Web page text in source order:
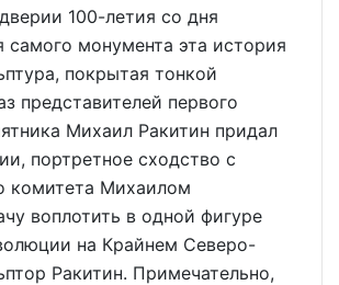
100-летия со дня
монумента эта история
покрытая тонкой
представителей первого
Михаил Ракитин придал
портретное сходство с
комитета Михаилом
воплотить в одной фигуре
на Крайнем Северо-
Ракитин. Примечательно,